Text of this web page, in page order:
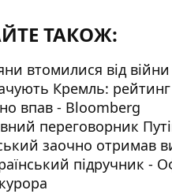
ТАКОЖ:
втомилися від війни
Кремль: рейтинг
впав - Bloomberg
переговорник
заочно отримав
підручник -